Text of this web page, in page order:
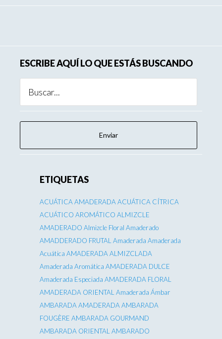
ESCRIBE AQUÍ LO QUE ESTÁS BUSCANDO
ETIQUETAS
ACUÁTICA AMADERADA ACUÁTICA CÍTRICA
ACUÁTICO AROMÁTICO ALMIZCLE
AMADERADO Almizcle Floral Amaderado
AMADDERADO FRUTAL Amaderada Amaderada
Acuática AMADERADA ALMIZCLADA
Amaderada Aromática AMADERADA DULCE
Amaderada Especiada AMADERADA FLORAL
AMADERADA ORIENTAL Amaderada Ámbar
AMBARADA AMADERADA AMBARADA
FOUGÈRE AMBARADA GOURMAND
AMBARADA ORIENTAL AMBARADO